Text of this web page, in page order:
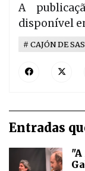
A
disponível
CAJÓN DE
Entradas